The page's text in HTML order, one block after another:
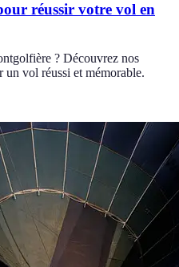
réussir votre vol en
? Découvrez nos
un vol réussi et mémorable.